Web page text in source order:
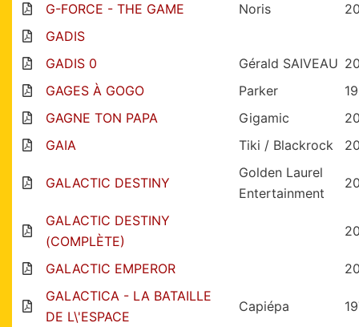
G-FORCE - THE GAME Noris
GADIS
GADIS 0
Gérald SAIVEAU
GAGES À GOGO
Parker
GAGNE TON PAPA
Gigamic
GAIA
Tiki / Blackrock
GALACTIC DESTINY
Golden Laurel
Entertainment
GALACTIC DESTINY
(COMPLÈTE)
GALACTIC EMPEROR
GALACTICA - LA BATAILLE
DE L\'ESPACE
Capiépa